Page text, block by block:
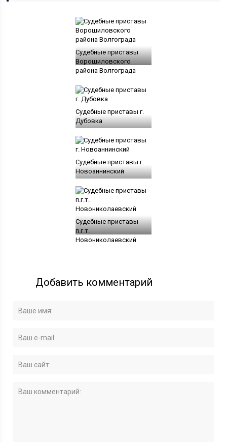
Судебные приставы
Ворошиловского
района Волгограда
Судебные приставы г.
Дубовка
Судебные приставы г.
Новоаннинский
Судебные приставы
п.г.т.
Новониколаевский
Добавить комментарий